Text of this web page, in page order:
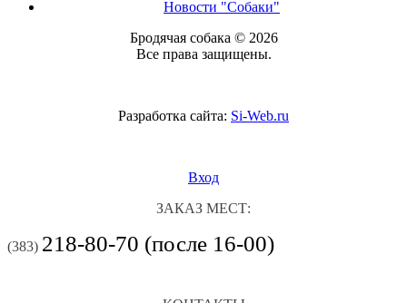
Новости "Собаки"
Бродячая собака © 2026
Все права защищены.
Разработка сайта: Si-Web.ru
Вход
ЗАКАЗ МЕСТ:
(383) 218-80-70 (после 16-00)